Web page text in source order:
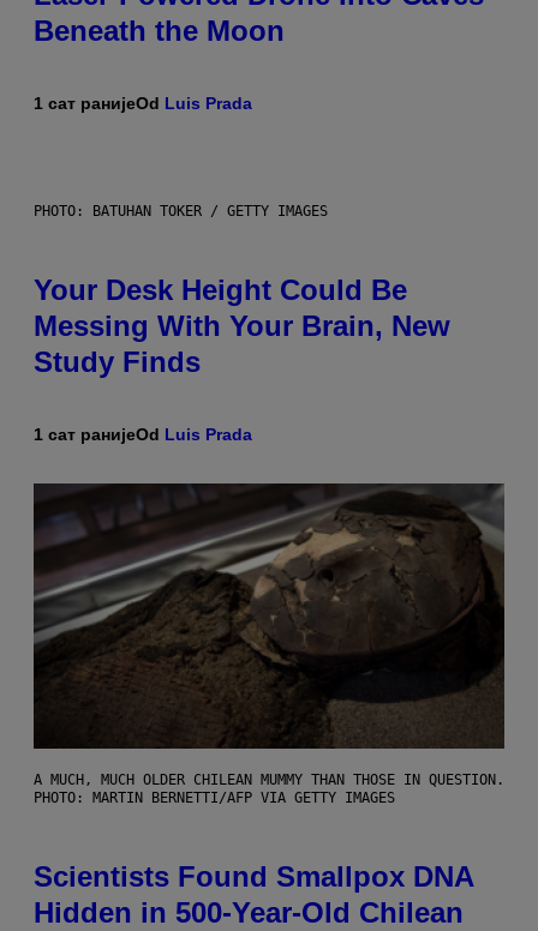
Beneath the Moon
1 сат ранијеOd Luis Prada
PHOTO: BATUHAN TOKER / GETTY IMAGES
Your Desk Height Could Be
Messing With Your Brain, New
Study Finds
1 сат ранијеOd Luis Prada
A MUCH, MUCH OLDER CHILEAN MUMMY THAN THOSE IN QUESTION.
PHOTO: MARTIN BERNETTI/AFP VIA GETTY IMAGES
Scientists Found Smallpox DNA
Hidden in 500-Year-Old Chilean